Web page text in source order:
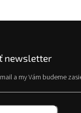
newsletter
a my Vám budeme